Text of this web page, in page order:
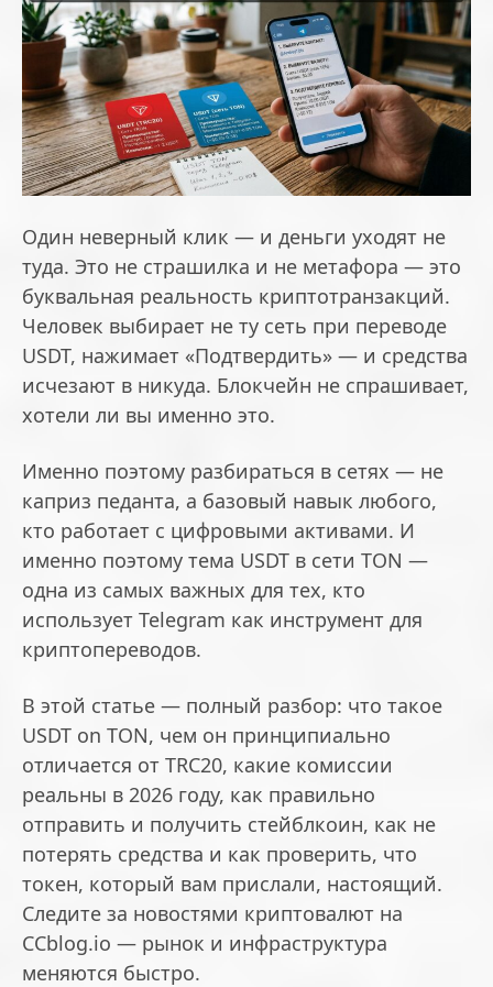
Один неверный клик — и деньги уходят не
туда. Это не страшилка и не метафора — это
буквальная реальность криптотранзакций.
Человек выбирает не ту сеть при переводе
USDT, нажимает «Подтвердить» — и средства
исчезают в никуда. Блокчейн не спрашивает,
хотели ли вы именно это.
Именно поэтому разбираться в сетях — не
каприз педанта, а базовый навык любого,
кто работает с цифровыми активами. И
именно поэтому тема USDT в сети TON —
одна из самых важных для тех, кто
использует Telegram как инструмент для
криптопереводов.
В этой статье — полный разбор: что такое
USDT on TON, чем он принципиально
отличается от TRC20, какие комиссии
реальны в 2026 году, как правильно
отправить и получить стейблкоин, как не
потерять средства и как проверить, что
токен, который вам прислали, настоящий.
Следите за новостями криптовалют на
CCblog.io — рынок и инфраструктура
меняются быстро.